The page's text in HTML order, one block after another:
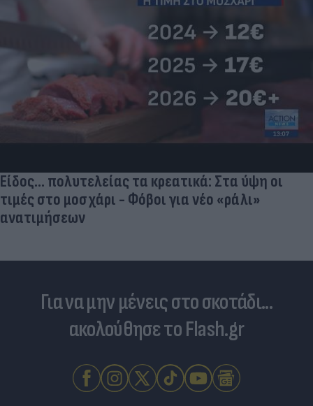
Είδος... πολυτελείας τα κρεατικά: Στα ύψη οι
τιμές στο μοσχάρι - Φόβοι για νέο «ράλι»
ανατιμήσεων
Για να μην μένεις στο σκοτάδι...
ακολούθησε το Flash.gr